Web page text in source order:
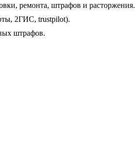
ремонта, штрафов и расторжения.
2ГИС, trustpilot).
штрафов.